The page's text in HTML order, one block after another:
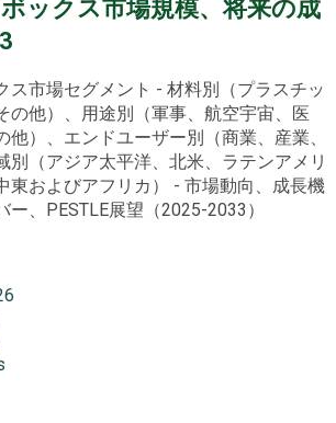
ックス市場規模、将来の成
ス市場セグメント - 材料別（プラスチッ
の他）、用途別（軍事、航空宇宙、医
他）、エンドユーザー別（商業、産業、
別（アジア太平洋、北米、ラテンアメリ
東およびアフリカ） - 市場動向、成長機
、PESTLE展望（2025-2033）